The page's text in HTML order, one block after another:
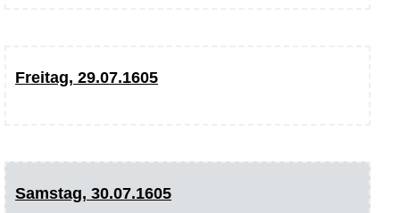
Freitag, 29.07.1605
Samstag, 30.07.1605